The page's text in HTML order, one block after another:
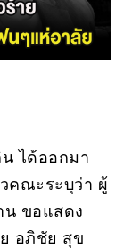
ได้ออกมา
คณะระบุว่า ผู้
น ขอแสดง
อภิชัย สุข